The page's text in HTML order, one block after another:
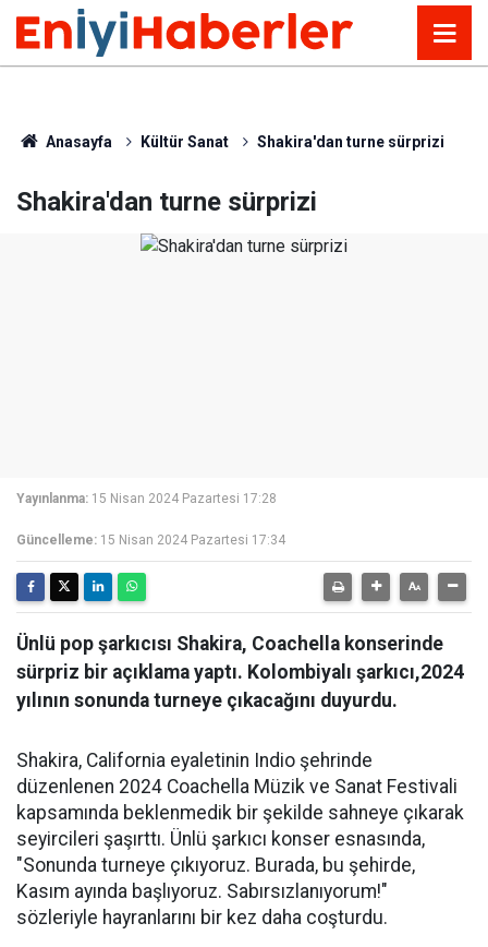
Anasayfa Kültür Sanat Shakira'dan turne sürprizi
Shakira'dan turne sürprizi
Yayınlanma: 15 Nisan 2024 Pazartesi 17:28
Güncelleme: 15 Nisan 2024 Pazartesi 17:34
Ünlü pop şarkıcısı Shakira, Coachella konserinde
sürpriz bir açıklama yaptı. Kolombiyalı şarkıcı,2024
yılının sonunda turneye çıkacağını duyurdu.
Shakira, California eyaletinin Indio şehrinde
düzenlenen 2024 Coachella Müzik ve Sanat Festivali
kapsamında beklenmedik bir şekilde sahneye çıkarak
seyircileri şaşırttı. Ünlü şarkıcı konser esnasında,
"Sonunda turneye çıkıyoruz. Burada, bu şehirde,
Kasım ayında başlıyoruz. Sabırsızlanıyorum!"
sözleriyle hayranlarını bir kez daha coşturdu.